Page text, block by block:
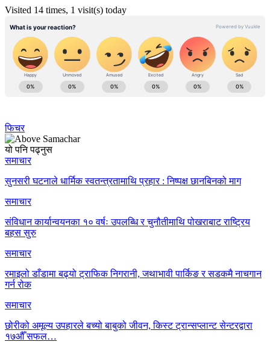
Visited 14 times, 1 visit(s) today
फिचर
यो पनि पढ्नुस
समाचार
सुनसरी घटनाले धार्मिक स्वतन्त्रतामाथि प्रहार : निष्पक्ष छानबिनको माग
समाचार
संविधान कार्यान्वयनका १० वर्षः उपलब्धि र चुनौतीमाथि पोखराबाट राष्ट्रिय
बहस सुरु
समाचार
रमाइलो डाँडामा बढ्यो ट्राफिक निगरानी, जथाभावी पार्किङ र सडकमै नाचगान
गर्न रोक
समाचार
छोरीको अमूल्य उपहारले बच्यो बाबुको जीवन, किस्ट ट्रान्सप्लान्ट सेन्टरद्वारा
१७औँ सफल…